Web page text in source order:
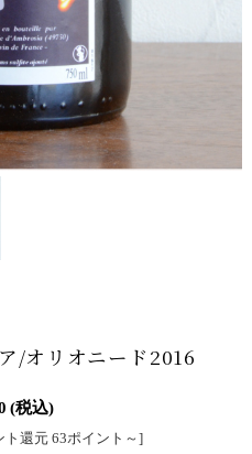
/オリオニード2016
(税込)
ト還元 63ポイント～]